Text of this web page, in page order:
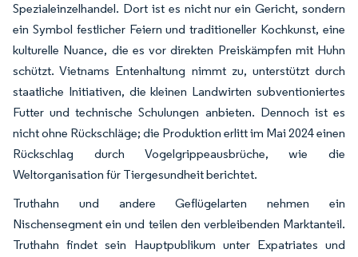
Spezialeinzelhandel. Dort ist es nicht nur ein Gericht, sondern
ein Symbol festlicher Feiern und traditioneller Kochkunst, eine
kulturelle Nuance, die es vor direkten Preiskämpfen mit Huhn
schützt. Vietnams Entenhaltung nimmt zu, unterstützt durch
staatliche Initiativen, die kleinen Landwirten subventioniertes
Futter und technische Schulungen anbieten. Dennoch ist es
nicht ohne Rückschläge; die Produktion erlitt im Mai 2024 einen
Rückschlag durch Vogelgrippeausbrüche, wie die
Weltorganisation für Tiergesundheit berichtet.
Truthahn und andere Geflügelarten nehmen ein
Nischensegment ein und teilen den verbleibenden Marktanteil.
Truthahn findet sein Hauptpublikum unter Expatriates und